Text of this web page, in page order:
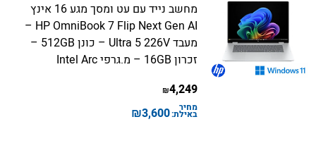
מחשב נייד עם עט ומסך מגע 16 אינץ
HP OmniBook 7 Flip Next Gen AI –
מעבד Ultra 5 226V – כונן 512GB –
זכרון 16GB – מ.גרפי Intel Arc
4,249
₪
מחיר
באילת:3,600
₪